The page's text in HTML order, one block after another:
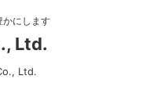
かにします
Ltd.
Ltd.